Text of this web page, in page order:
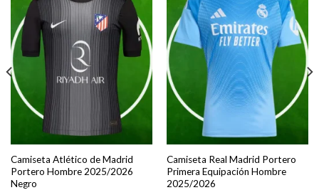
Camiseta Atlético de Madrid
Portero Hombre 2025/2026
Negro
Camiseta Real Madrid Portero
Primera Equipación Hombre
2025/2026